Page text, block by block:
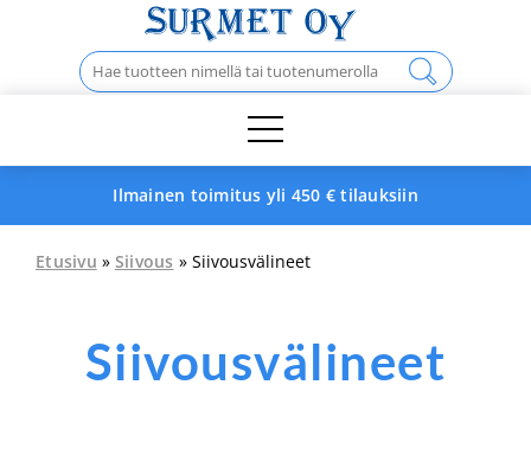
Haku:
Ilmainen toimitus yli 450 € tilauksiin
Etusivu » Siivous » Siivousvälineet
Siivousvälineet